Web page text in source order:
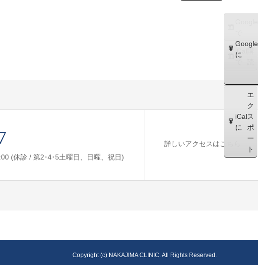
iCal
Google
に
iCal
に
エ
ク
ス
ポ
ー
ト
(休診 / 第2･4･5土曜日、日曜、祝日)
詳しいアクセスはこちら
Copyright (c) NAKAJIMA CLINIC. All Rights Reserved.